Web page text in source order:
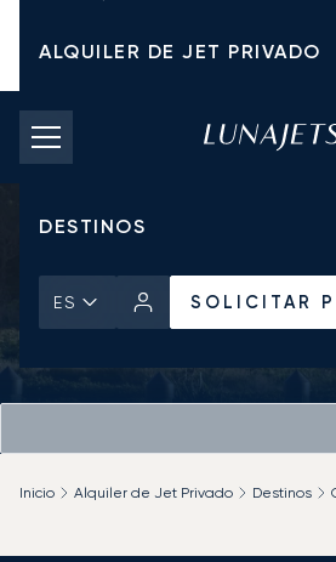
ALQUILER DE JET PRIVADO
TARIFAS DE CHÁRTER
JETS PRIVADOS
DESTINOS
ES SOLICITAR
Inicio Alquiler de Jet Privado Destinos